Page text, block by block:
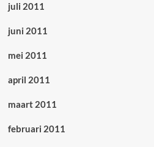
juli 2011
juni 2011
mei 2011
april 2011
maart 2011
februari 2011